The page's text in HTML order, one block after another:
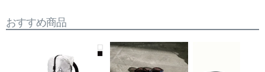
おすすめ商品